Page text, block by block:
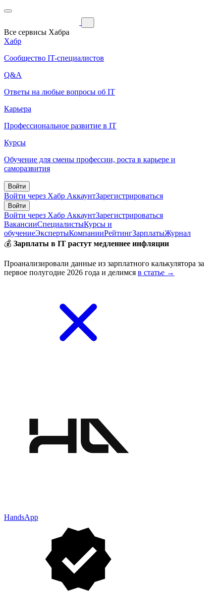
Все сервисы Хабра
Хабр
Сообщество IT-специалистов
Q&A
Ответы на любые вопросы об IT
Карьера
Профессиональное развитие в IT
Курсы
Обучение для смены профессии, роста в карьере и
саморазвития
Войти
Войти через Хабр АккаунтЗарегистрироваться
Войти
Войти через Хабр АккаунтЗарегистрироваться
ВакансииСпециалистыКурсы и
обучениеЭкспертыКомпанииРейтингЗарплатыЖурнал
💰 Зарплаты в IT растут медленнее инфляции
Проанализировали данные из зарплатного калькулятора за
первое полугодие 2026 года и делимся в статье →
HandsApp